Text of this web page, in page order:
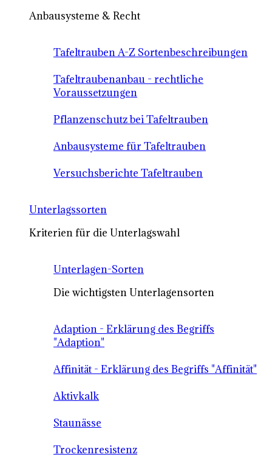
Anbausysteme & Recht
Tafeltrauben A-Z Sortenbeschreibungen
Tafeltraubenanbau - rechtliche
Voraussetzungen
Pflanzenschutz bei Tafeltrauben
Anbausysteme für Tafeltrauben
Versuchsberichte Tafeltrauben
Unterlagssorten
Kriterien für die Unterlagswahl
Unterlagen-Sorten
Die wichtigsten Unterlagensorten
Adaption - Erklärung des Begriffs
"Adaption"
Affinität - Erklärung des Begriffs "Affinität"
Aktivkalk
Staunässe
Trockenresistenz